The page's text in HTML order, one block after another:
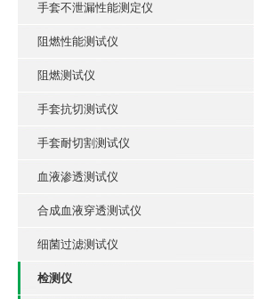
手套不泄漏性能测定仪
阻燃性能测试仪
阻燃测试仪
手套抗切测试仪
手套耐切割测试仪
血液渗透测试仪
合成血液穿透测试仪
细菌过滤测试仪
检测仪